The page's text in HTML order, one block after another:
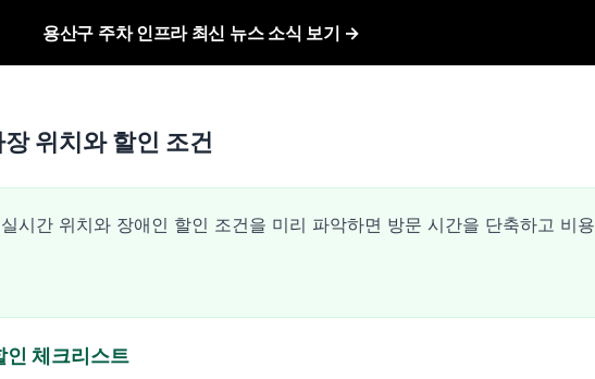
용산구 주차 인프라 최신 뉴스 소식 보기 →
위치와 할인 조건
시간 위치와 장애인 할인 조건을 미리 파악하면 방문 시간을 단축하고 비용
인 체크리스트